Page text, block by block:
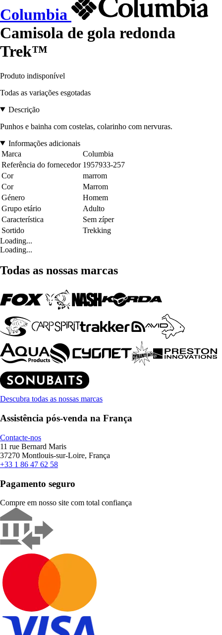
Columbia
Camisola de gola redonda
Trek™
Produto indisponível
Todas as variações esgotadas
Descrição
Punhos e bainha com costelas, colarinho com nervuras.
Informações adicionais
Marca
Columbia
Referência do fornecedor 1957933-257
Cor
marrom
Cor
Marrom
Género
Homem
Grupo etário
Adulto
Característica
Sem zíper
Sortido
Trekking
Loading...
Loading...
Todas as nossas marcas
Descubra todas as nossas marcas
Assistência pós-venda na França
Contacte-nos
11 rue Bernard Maris
37270 Montlouis-sur-Loire, França
+33 1 86 47 62 58
Pagamento seguro
Compre em nosso site com total confiança